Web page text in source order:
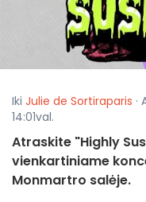
Iki Julie de Sortiraparis ·
14:01val.
Atraskite "Highly
vienkartiniame
Monmartro salėje.